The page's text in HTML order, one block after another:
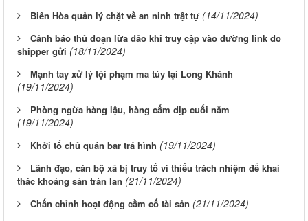
Biên Hòa quản lý chặt về an ninh trật tự (14/11/2024)
Cảnh báo thủ đoạn lừa đảo khi truy cập vào đường link do
shipper gửi (18/11/2024)
Mạnh tay xử lý tội phạm ma túy tại Long Khánh
(19/11/2024)
Phòng ngừa hàng lậu, hàng cấm dịp cuối năm
(19/11/2024)
Khởi tố chủ quán bar trá hình (19/11/2024)
Lãnh đạo, cán bộ xã bị truy tố vì thiếu trách nhiệm để khai
thác khoáng sản tràn lan (21/11/2024)
Chấn chỉnh hoạt động cầm cố tài sản (21/11/2024)